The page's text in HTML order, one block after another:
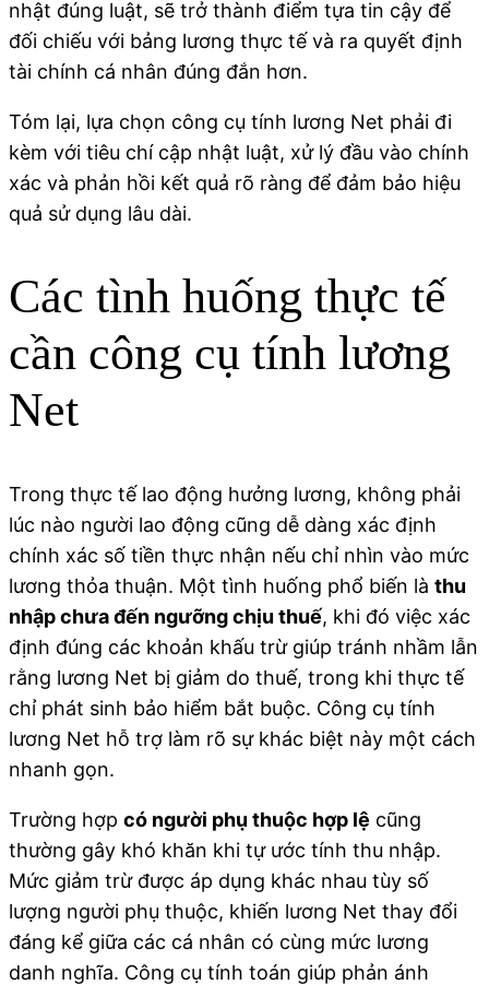
nhật đúng luật, sẽ trở thành điểm tựa tin cậy để
đối chiếu với bảng lương thực tế và ra quyết định
tài chính cá nhân đúng đắn hơn.
Tóm lại, lựa chọn công cụ tính lương Net phải đi
kèm với tiêu chí cập nhật luật, xử lý đầu vào chính
xác và phản hồi kết quả rõ ràng để đảm bảo hiệu
quả sử dụng lâu dài.
Các tình huống thực tế
cần công cụ tính lương
Net
Trong thực tế lao động hưởng lương, không phải
lúc nào người lao động cũng dễ dàng xác định
chính xác số tiền thực nhận nếu chỉ nhìn vào mức
lương thỏa thuận. Một tình huống phổ biến là thu
nhập chưa đến ngưỡng chịu thuế, khi đó việc xác
định đúng các khoản khấu trừ giúp tránh nhầm lẫn
rằng lương Net bị giảm do thuế, trong khi thực tế
chỉ phát sinh bảo hiểm bắt buộc. Công cụ tính
lương Net hỗ trợ làm rõ sự khác biệt này một cách
nhanh gọn.
Trường hợp có người phụ thuộc hợp lệ cũng
thường gây khó khăn khi tự ước tính thu nhập.
Mức giảm trừ được áp dụng khác nhau tùy số
lượng người phụ thuộc, khiến lương Net thay đổi
đáng kể giữa các cá nhân có cùng mức lương
danh nghĩa. Công cụ tính toán giúp phản ánh